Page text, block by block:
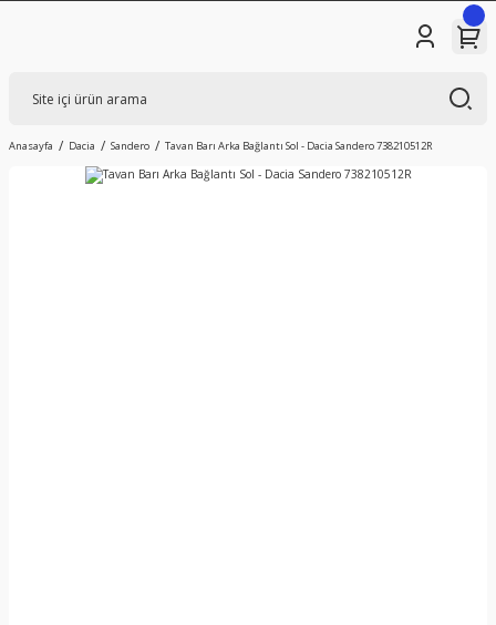
Anasayfa Dacia Sandero Tavan Barı Arka Bağlantı Sol - Dacia Sandero 738210512R